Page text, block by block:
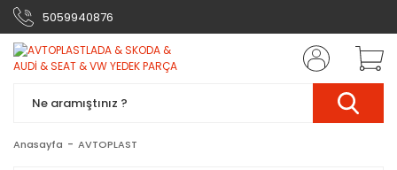
5059940876
Anasayfa AVTOPLAST